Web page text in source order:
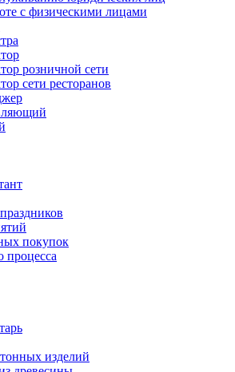
с физическими лицами
розничной сети
сети ресторанов
покупок
процесса
изделий